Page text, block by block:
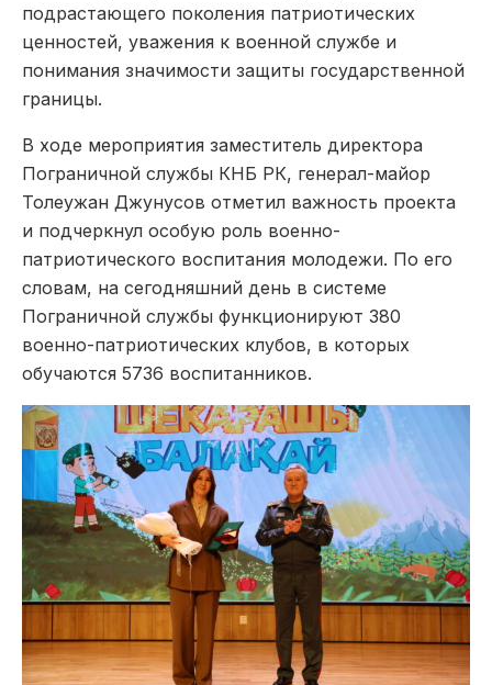
подрастающего поколения патриотических
ценностей, уважения к военной службе и
понимания значимости защиты государственной
границы.
В ходе мероприятия заместитель директора
Пограничной службы КНБ РК, генерал-майор
Толеужан Джунусов отметил важность проекта
и подчеркнул особую роль военно-
патриотического воспитания молодежи. По его
словам, на сегодняшний день в системе
Пограничной службы функционируют 380
военно-патриотических клубов, в которых
обучаются 5736 воспитанников.